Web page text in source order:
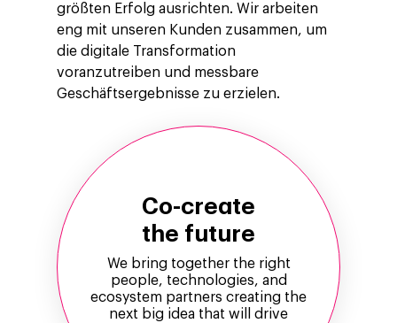
größten Erfolg ausrichten. Wir arbeiten
eng mit unseren Kunden zusammen, um
die digitale Transformation
voranzutreiben und messbare
Geschäftsergebnisse zu erzielen.
Co-create
the future
We bring together the right
people, technologies, and
ecosystem partners creating the
next big idea that will drive